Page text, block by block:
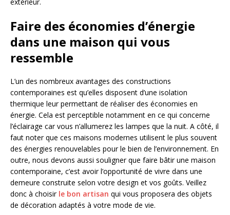
Faire des économies d’énergie
dans une maison qui vous
ressemble
L’un des nombreux avantages des constructions
contemporaines est qu’elles disposent d’une isolation
thermique leur permettant de réaliser des économies en
énergie. Cela est perceptible notamment en ce qui concerne
l’éclairage car vous n’allumerez les lampes que la nuit. A côté, il
faut noter que ces maisons modernes utilisent le plus souvent
des énergies renouvelables pour le bien de l’environnement. En
outre, nous devons aussi souligner que faire bâtir une maison
contemporaine, c’est avoir l’opportunité de vivre dans une
demeure construite selon votre design et vos goûts. Veillez
donc à choisir le bon artisan qui vous proposera des objets
de décoration adaptés à votre mode de vie.